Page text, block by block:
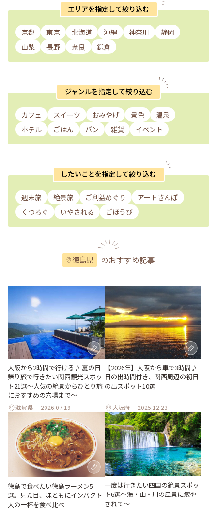
エリアを指定して絞り込む
京都 東京 北海道 沖縄 神奈川
静岡
山梨
長野 奈良 鎌倉
ジャンルを指定して絞り込む
カフェ スイーツ おみやげ 景色
温泉
ホテル
ごはん パン 雑貨 イベント
したいことを指定して絞り込む
週末旅 絶景旅 ご利益めぐり
アートさんぽ
くつろぐ
いやされる ごほうび
徳島県 のおすすめ記事
大阪から2時間で行ける♪ 夏の日
帰り旅で行きたい関西観光スポッ
ト21選～人気の絶景からひとり旅
におすすめの穴場まで～
滋賀県 2026.07.19
【2026年】大阪から車で3時間♪
日の出時間付き、関西周辺の初日
の出スポット10選
大阪府 2025.12.23
徳島で食べたい徳島ラーメン5
選。見た目、味ともにインパクト
大の一杯を食べ比べ
一度は行きたい四国の絶景スポッ
ト6選〜海・山・川の風景に癒や
されて〜